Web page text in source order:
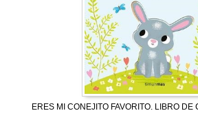
ERES MI CONEJITO FAVORITO. LIBRO DE